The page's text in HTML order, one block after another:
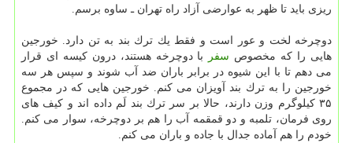
ریزی باید تا ظهر به عوارضی آزاد راه تهران ـ ساوه برسم.
دوچرخه لخت و عور است و فقط یك ترك بند به تن دارد. خورجین
هایی را كه مخصوص سفر
با دوچرخه هستند، درون كیسه ای قرار
می دهم تا با این شیوه در برابر باران ضد آب شوند و سپس هر سه
خورجین را به ترك بند آویزان می كنم. خورجین هایی كه در مجموع
۳۵ كیلوگرم وزن دارند، حالا بر سر ترك بند لَم داده اند و كیف های
روی فرمان، تلمبه و دو قمقمه آب را هم بر دوچرخه، سوار می كنم.
خودم را هم آماده جدال با جاده و باران می كنم.